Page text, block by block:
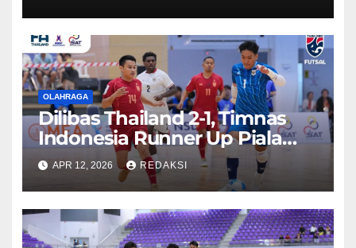
OLAHRAGA
Dilibas Thailand 2-1, Timnas
Indonesia Runner Up Piala
AFF Futsal 2026
APR 12, 2026 REDAKSI